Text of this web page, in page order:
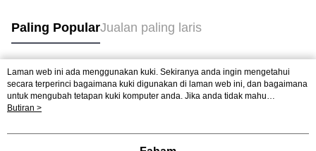
Paling PopularJualan paling laris
Tag Popular
Laman web ini ada menggunakan kuki. Sekiranya anda ingin mengetahui
secara terperinci bagaimana kuki digunakan di laman web ini, dan bagaimana
untuk mengubah tetapan kuki komputer anda. Jika anda tidak mahu
menggunakan kuki di komputer anda, sila rujuk penerangan mengenai kuki.
mengetahui secara terperinci bagaimana kuki digunakan di laman web ini,
Butiran >